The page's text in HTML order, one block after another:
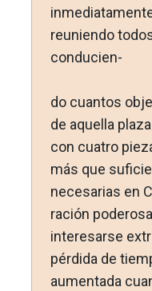
reuniendo
conducien-
do cuantos
de aquella
con cuatro
más que
necesarias en
ración
interesarse
pérdida de
aumentada